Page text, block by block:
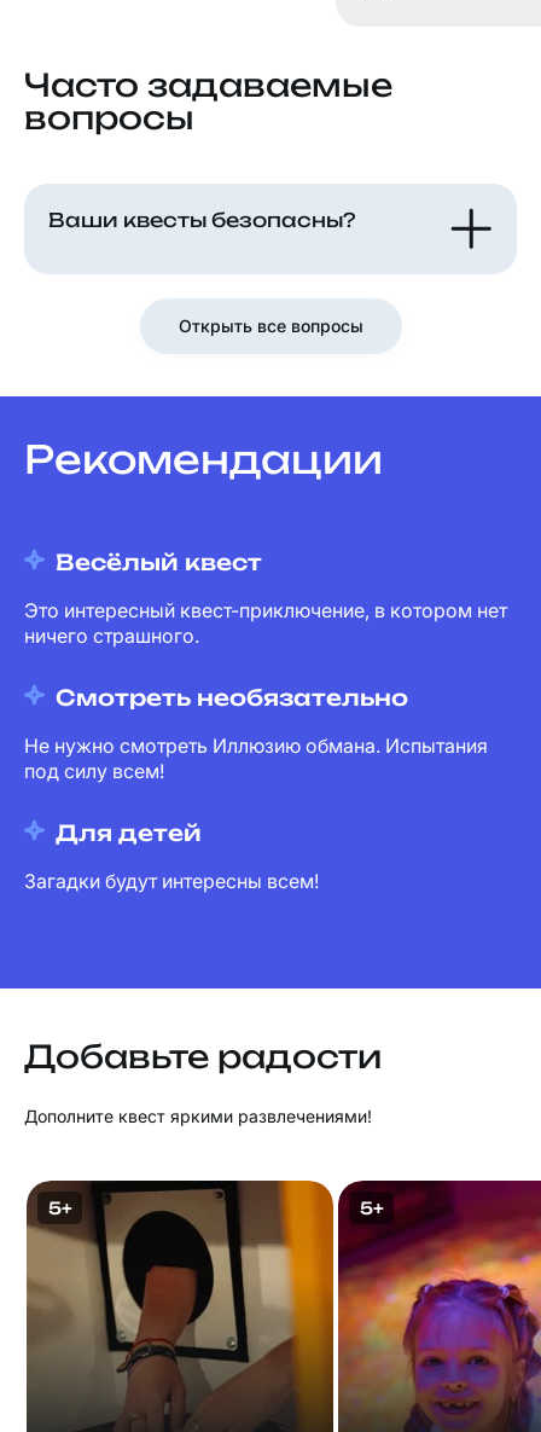
Часто задаваемые
вопросы
Ваши квесты безопасны?
Открыть все вопросы
Рекомендации
Весёлый квест
Это интересный квест-приключение, в котором нет
ничего страшного.
Смотреть необязательно
Не нужно смотреть Иллюзию обмана. Испытания
под силу всем!
Для детей
Загадки будут интересны всем!
Добавьте радости
Дополните квест яркими развлечениями!
5+ 5+